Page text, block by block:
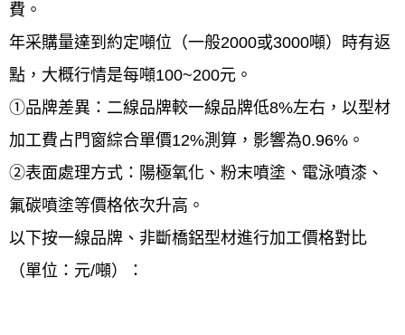
費。
年采購量達到約定噸位（一般2000或3000噸）時有返
點，大概行情是每噸100~200元。
①品牌差異：二線品牌較一線品牌低8%左右，以型材
加工費占門窗綜合單價12%測算，影響為0.96%。
②表面處理方式：陽極氧化、粉末噴塗、電泳噴漆、
氟碳噴塗等價格依次升高。
以下按一線品牌、非斷橋鋁型材進行加工價格對比
（單位：元/噸）：